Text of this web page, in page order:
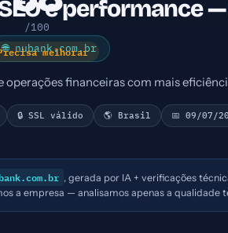
/100
melhorar
e performance
🌐 nubank.com.br
financeiras com mais
🔒 SSL válido 🌎 Brasil 📅 09/07/
, gerada por IA + verificações
a empresa — analisamos apenas a qualidade